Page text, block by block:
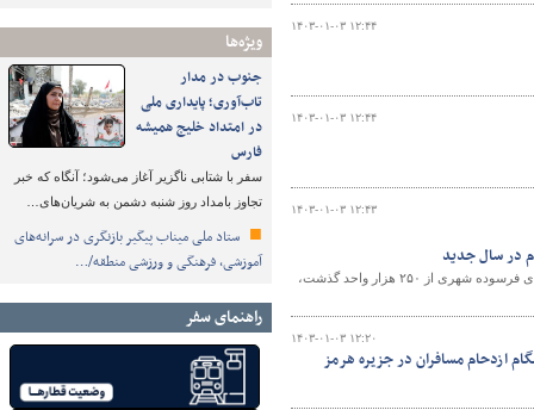
ویژه‌ها
جنوب در مدار
تاب‌آوری؛ پایداری ملی
در امتداد خلیج همیشه
فارس
سفر با شتابی ناگزیر آغاز می‌شود؛ آنگاه که خبر
تجاوز بامداد روز شنبه دشمن به شریان‌های…
ستاد ملی میناب پیگیر بازنگری در سرانه‌های
آموزشی، فرهنگی و ورزشی منطقه/…
راهنمای سفر
۱۴۰۳-۰۱-۰۳ ۱۲:۴۴
۱۴۰۳-۰۱-۰۳ ۱۲:۴۴
۱۴۰۳-۰۱-۰۳ ۱۲:۴۳
مدیرعامل شرکت بازآفرینی شهری ایران با بیان اینکه واحدهای در حال نوسازی در بافت‌های فرسوده شهری از ۲۵۰ هزار واحد گذشت،
۱۴۰۳-۰۱-۰۳ ۱۲:۲۰
ازدحام مسافران در جزیره هرمز